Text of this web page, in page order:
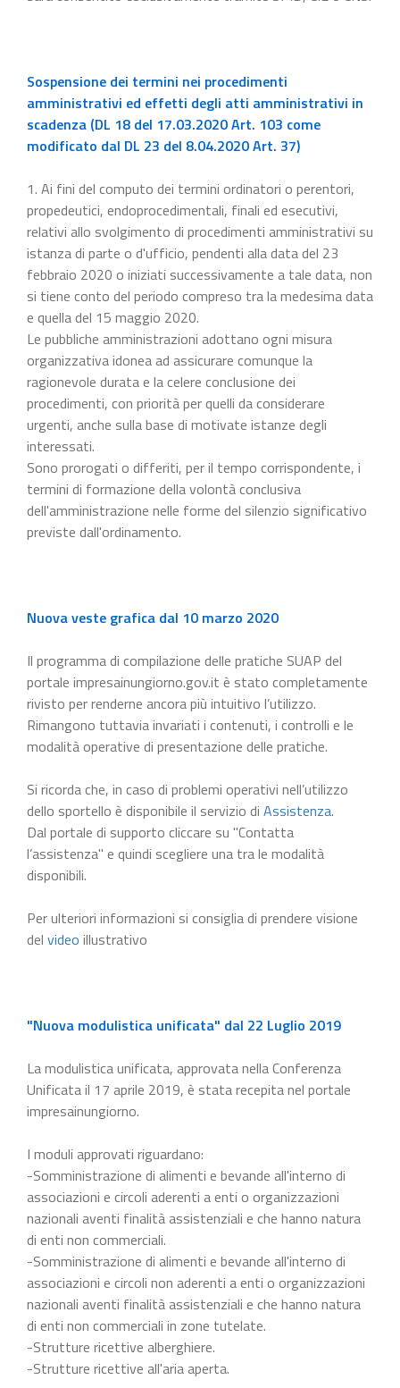
Sospensione dei termini nei procedimenti
amministrativi ed effetti degli atti amministrativi in
scadenza (DL 18 del 17.03.2020 Art. 103 come
modificato dal DL 23 del 8.04.2020 Art. 37)
1. Ai fini del computo dei termini ordinatori o perentori,
propedeutici, endoprocedimentali, finali ed esecutivi,
relativi allo svolgimento di procedimenti amministrativi su
istanza di parte o d'ufficio, pendenti alla data del 23
febbraio 2020 o iniziati successivamente a tale data, non
si tiene conto del periodo compreso tra la medesima data
e quella del 15 maggio 2020.
Le pubbliche amministrazioni adottano ogni misura
organizzativa idonea ad assicurare comunque la
ragionevole durata e la celere conclusione dei
procedimenti, con priorità per quelli da considerare
urgenti, anche sulla base di motivate istanze degli
interessati.
Sono prorogati o differiti, per il tempo corrispondente, i
termini di formazione della volontà conclusiva
dell'amministrazione nelle forme del silenzio significativo
previste dall'ordinamento.
Nuova veste grafica dal 10 marzo 2020
Il programma di compilazione delle pratiche SUAP del
portale impresainungiorno.gov.it è stato completamente
rivisto per renderne ancora più intuitivo l’utilizzo.
Rimangono tuttavia invariati i contenuti, i controlli e le
modalità operative di presentazione delle pratiche.
Si ricorda che, in caso di problemi operativi nell’utilizzo
dello sportello è disponibile il servizio di Assistenza.
Dal portale di supporto cliccare su "Contatta
l’assistenza" e quindi scegliere una tra le modalità
disponibili.
Per ulteriori informazioni si consiglia di prendere visione
del video illustrativo
"Nuova modulistica unificata" dal 22 Luglio 2019
La modulistica unificata, approvata nella Conferenza
Unificata il 17 aprile 2019, è stata recepita nel portale
impresainungiorno.
I moduli approvati riguardano:
-Somministrazione di alimenti e bevande all'interno di
associazioni e circoli aderenti a enti o organizzazioni
nazionali aventi finalità assistenziali e che hanno natura
di enti non commerciali.
-Somministrazione di alimenti e bevande all'interno di
associazioni e circoli non aderenti a enti o organizzazioni
nazionali aventi finalità assistenziali e che hanno natura
di enti non commerciali in zone tutelate.
-Strutture ricettive alberghiere.
-Strutture ricettive all'aria aperta.